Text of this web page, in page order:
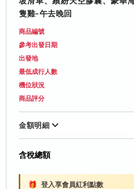
隻雞-午去晚回
商品編號
參考出發日期
出發地
最低成行人數
機位狀況
商品評分
金額明細
含稅總額
🎁 登入享會員紅利點數